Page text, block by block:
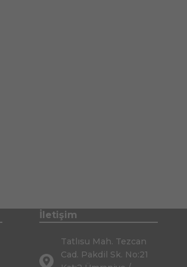
İletişim
Tatlısu Mah. Tezcan
Cad. Pakdil Sk. No:21